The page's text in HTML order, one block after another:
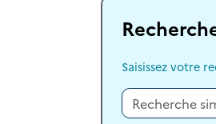
Saisissez votre